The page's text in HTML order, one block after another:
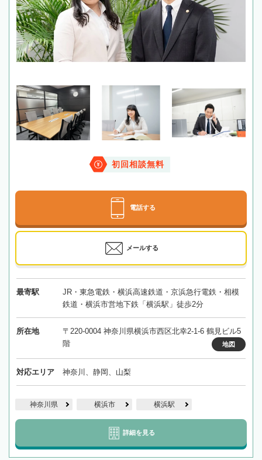
初回相談無料
電話する
メールする
最寄駅
JR・東急電鉄・横浜高速鉄道・京浜急行電鉄・相模
鉄道・横浜市営地下鉄「横浜駅」徒歩2分
所在地
〒220-0004 神奈川県横浜市西区北幸2-1-6 鶴見ビル5
階
地図
対応エリア 神奈川、静岡、山梨
神奈川県 横浜市 横浜駅
詳細を見る